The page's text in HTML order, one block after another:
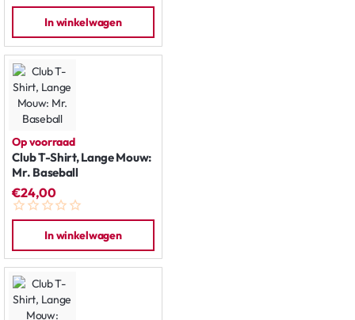
In winkelwagen
Op voorraad
Club T-Shirt, Lange Mouw:
Mr. Baseball
€24,00
In winkelwagen